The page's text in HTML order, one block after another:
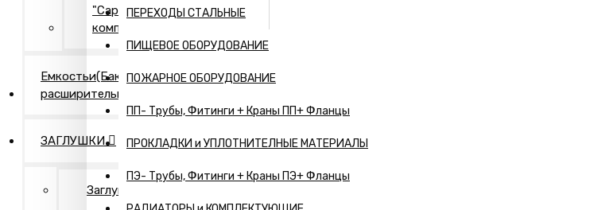
ПЕРЕХОДЫ СТАЛЬНЫЕ
ПИЩЕВОЕ ОБОРУДОВАНИЕ
ПОЖАРНОЕ ОБОРУДОВАНИЕ
ПП- Трубы, Фитинги + Краны ПП+ Фланцы
ПРОКЛАДКИ и УПЛОТНИТЕЛНЫЕ МАТЕРИАЛЫ
ПЭ- Трубы, Фитинги + Краны ПЭ+ Фланцы
"Саратовская газовая
компания"
Емкостьи(Бак
расширительный,...)
ЗАГЛУШКИ
Заглушки Нержавеющие